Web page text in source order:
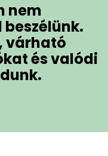
nem
várható
és valódi